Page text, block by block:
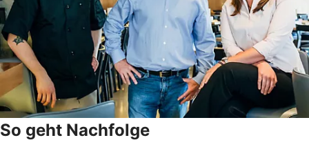
So geht Nachfolge